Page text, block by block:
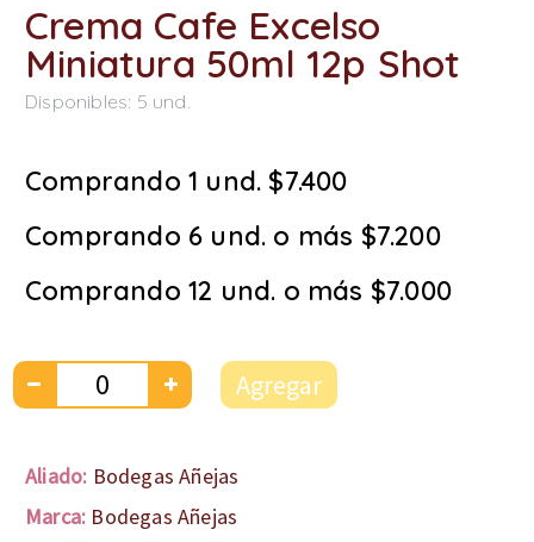
Crema Cafe Excelso
Miniatura 50ml 12p Shot
Disponibles: 5 und.
Comprando 1 und. $7.400
Comprando 6 und. o más $7.200
Comprando 12 und. o más $7.000
Agregar
Aliado: Bodegas Añejas
Marca: Bodegas Añejas